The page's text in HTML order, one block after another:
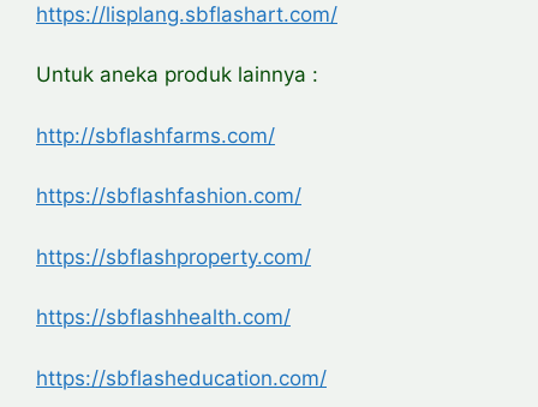
https://lisplang.sbflashart.com/
Untuk aneka produk lainnya :
http://sbflashfarms.com/
https://sbflashfashion.com/
https://sbflashproperty.com/
https://sbflashhealth.com/
https://sbflasheducation.com/